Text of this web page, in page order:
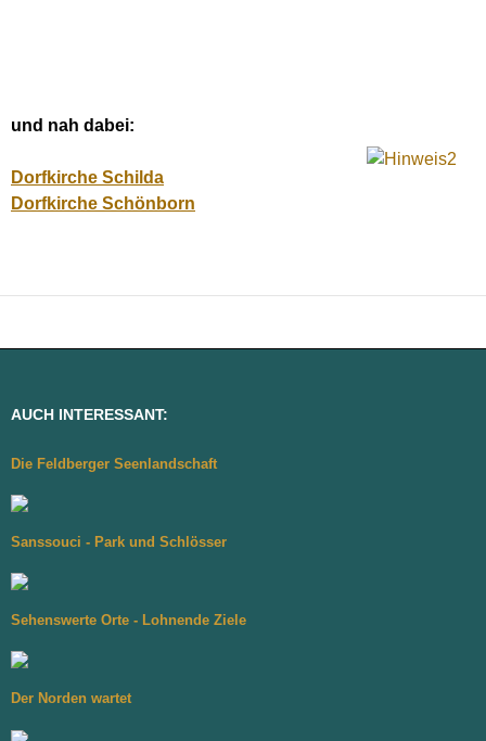
und nah dabei:
Dorfkirche Schilda
Dorfkirche Schönborn
AUCH INTERESSANT:
Die Feldberger Seenlandschaft
Sanssouci - Park und Schlösser
Sehenswerte Orte - Lohnende Ziele
Der Norden wartet